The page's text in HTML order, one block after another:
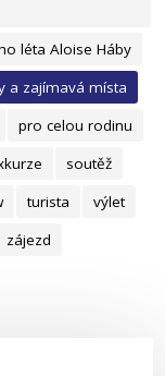
léta Aloise Háby
a zajímavá místa
pro celou rodinu
soutěž
turista
výlet
zájezd